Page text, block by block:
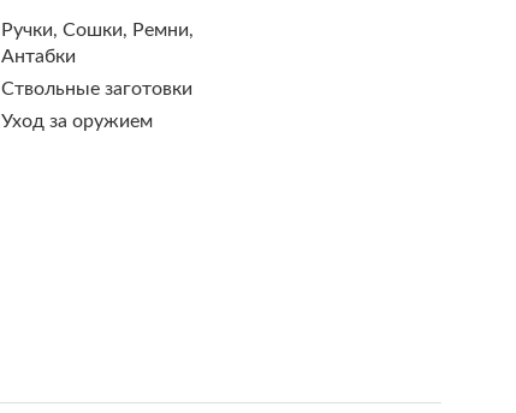
Ручки, Сошки, Ремни,
Антабки
Ствольные заготовки
Уход за оружием